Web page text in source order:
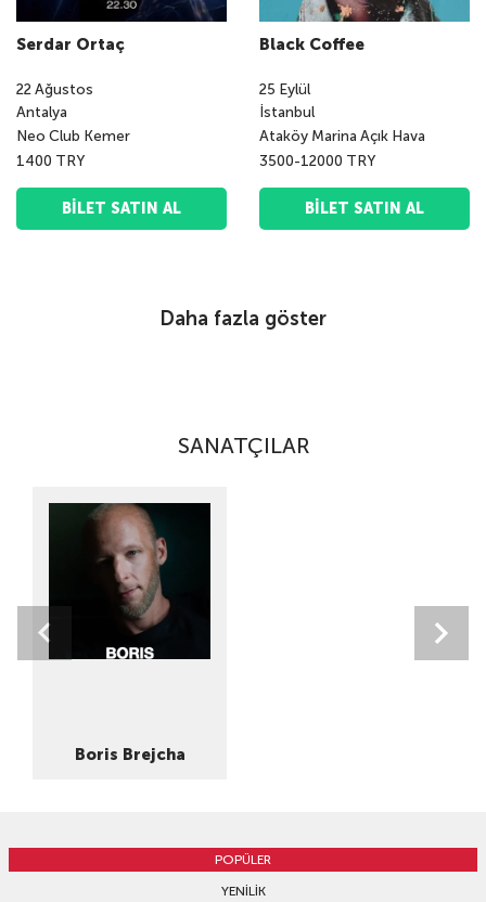
Serdar Ortaç
22Ağustos
Antalya
Neo Club Kemer
1400 TRY
BILET SATIN AL
Black Coffee
25 Eylül
İstanbul
Ataköy Marina Açık Hava
3500-12000 TRY
BILET SATIN AL
Daha fazla göster
SANATÇILAR
Boris Brejcha
POPÜLER
YENILIK